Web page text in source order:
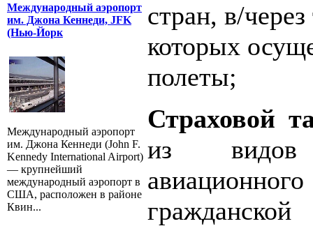
Международный аэропорт
им. Джона Кеннеди, JFK
(Нью-Йорк
Международный аэропорт
им. Джона Кеннеди (John F.
Kennedy International Airport)
— крупнейший
международный аэропорт в
США, расположен в районе
Квин...
стран, в/
которых
полеты;
Страховой
из видов